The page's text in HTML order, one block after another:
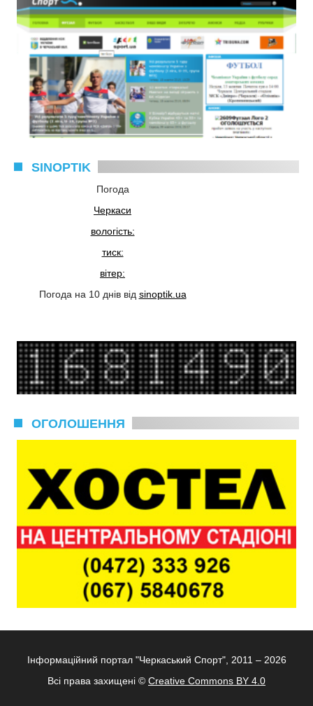
SINOPTIK
Погода
Черкаси
вологість:
тиск:
вітер:
Погода на 10 днів від sinoptik.ua
ОГОЛОШЕННЯ
Інформаційний портал "Черкаський Спорт", 2011 – 2026
Всі права захищені © Creative Commons BY 4.0